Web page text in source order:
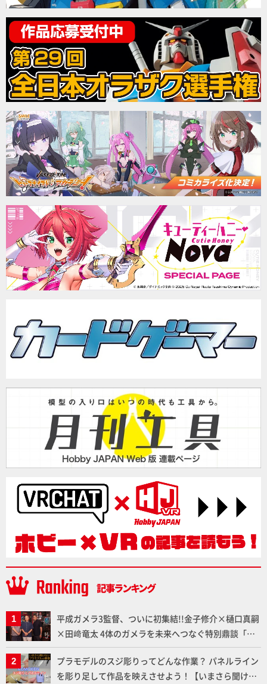
平成ガメラ3監督、ついに初集結!!金子修介×樋口真嗣
×田﨑竜太 4体のガメラを未来へつなぐ特別鼎談「ガ
メラ永久保存化プロジェクト FINAL」
プラモデルのスジ彫りってどんな作業？ パネルライン
を彫り足して作品を映えさせよう！【いまさら聞けな